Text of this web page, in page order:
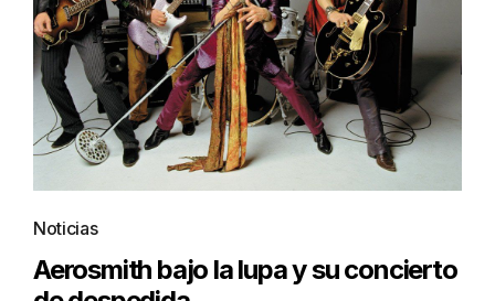
Noticias
Aerosmith bajo la lupa y su concierto